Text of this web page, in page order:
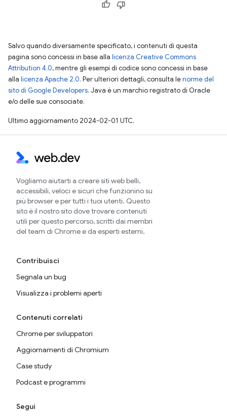
Salvo quando diversamente specificato, i contenuti di questa
pagina sono concessi in base alla licenza Creative Commons
Attribution 4.0, mentre gli esempi di codice sono concessi in base
alla licenza Apache 2.0. Per ulteriori dettagli, consulta lenorme del
sito di Google Developers. Java è un marchio registrato di Oracle
e/o delle sue consociate.
Ultimo aggiornamento 2024-02-01 UTC.
Vogliamo aiutarti a creare siti web belli,
accessibili, veloci e sicuri che funzionino su
più browser e per tutti i tuoi utenti. Questo
sito è il nostro sito dove trovare contenuti
utili per questo percorso, scritti dai membri
del team di Chrome e da esperti esterni.
Contribuisci
Segnala un bug
Visualizza i problemi aperti
Contenuti correlati
Chrome per sviluppatori
Aggiornamenti di Chromium
Case study
Podcast e programmi
Segui